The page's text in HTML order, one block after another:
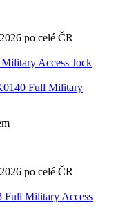
po celé ČR
Full Military
po celé ČR